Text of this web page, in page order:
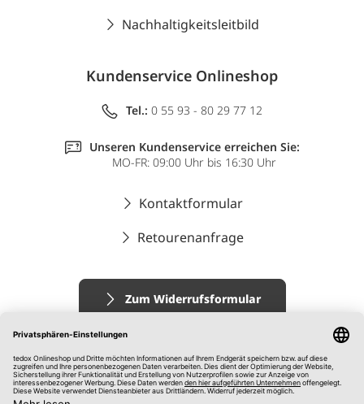
Nachhaltigkeitsleitbild
Kundenservice Onlineshop
Tel.: 0 55 93 - 80 29 77 12
Unseren Kundenservice erreichen Sie:
MO-FR: 09:00 Uhr bis 16:30 Uhr
Kontaktformular
Retourenanfrage
Zum Widerrufsformular
Impressum
AGB